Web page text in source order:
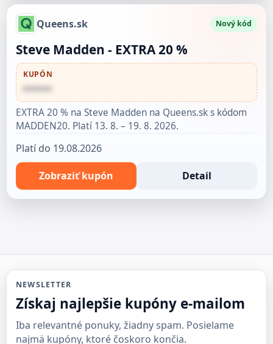
Queens.sk Nový kód
Steve Madden - EXTRA 20 %
KUPÓN
••••••
EXTRA 20 % na Steve Madden na Queens.sk s kódom
MADDEN20. Platí 13. 8. – 19. 8. 2026.
Platí do 19.08.2026
Zobraziť kupón Detail
NEWSLETTER
Získaj najlepšie kupóny e-mailom
Iba relevantné ponuky, žiadny spam. Posielame
najmä kupóny, ktoré čoskoro končia.